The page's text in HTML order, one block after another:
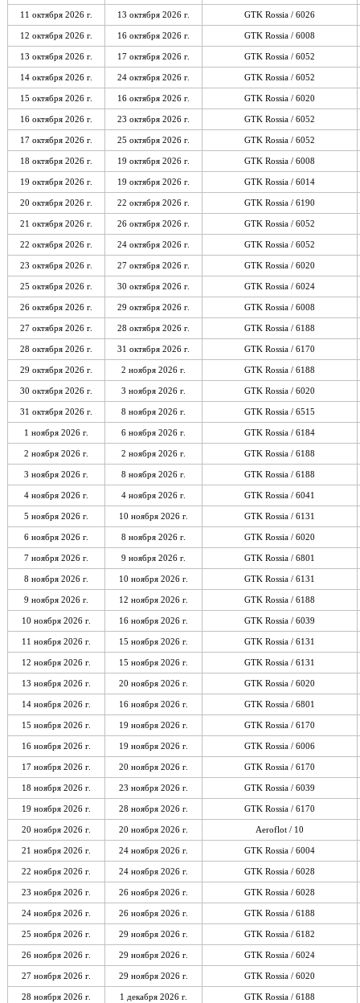
11 октября 2026 г. 13 октября 2026 г. GTK Rossia / 6026
12 октября 2026 г. 16 октября 2026 г. GTK Rossia / 6008
13 октября 2026 г. 17 октября 2026 г. GTK Rossia / 6052
14 октября 2026 г. 24 октября 2026 г. GTK Rossia / 6052
15 октября 2026 г. 16 октября 2026 г. GTK Rossia / 6020
16 октября 2026 г. 23 октября 2026 г. GTK Rossia / 6052
17 октября 2026 г. 25 октября 2026 г. GTK Rossia / 6052
18 октября 2026 г. 19 октября 2026 г. GTK Rossia / 6008
19 октября 2026 г. 19 октября 2026 г. GTK Rossia / 6014
20 октября 2026 г. 22 октября 2026 г. GTK Rossia / 6190
21 октября 2026 г. 26 октября 2026 г. GTK Rossia / 6052
22 октября 2026 г. 24 октября 2026 г. GTK Rossia / 6052
23 октября 2026 г. 27 октября 2026 г. GTK Rossia / 6020
25 октября 2026 г. 30 октября 2026 г. GTK Rossia / 6024
26 октября 2026 г. 29 октября 2026 г. GTK Rossia / 6008
27 октября 2026 г. 28 октября 2026 г. GTK Rossia / 6188
28 октября 2026 г. 31 октября 2026 г. GTK Rossia / 6170
29 октября 2026 г. 2 ноября 2026 г. GTK Rossia / 6188
30 октября 2026 г. 3 ноября 2026 г. GTK Rossia / 6020
31 октября 2026 г. 8 ноября 2026 г. GTK Rossia / 6515
1 ноября 2026 г. 6 ноября 2026 г. GTK Rossia / 6184
2 ноября 2026 г. 2 ноября 2026 г. GTK Rossia / 6188
3 ноября 2026 г. 8 ноября 2026 г. GTK Rossia / 6188
4 ноября 2026 г. 4 ноября 2026 г. GTK Rossia / 6041
5 ноября 2026 г. 10 ноября 2026 г. GTK Rossia / 6131
6 ноября 2026 г. 8 ноября 2026 г. GTK Rossia / 6020
7 ноября 2026 г. 9 ноября 2026 г. GTK Rossia / 6801
8 ноября 2026 г. 10 ноября 2026 г. GTK Rossia / 6131
9 ноября 2026 г. 12 ноября 2026 г. GTK Rossia / 6188
10 ноября 2026 г. 16 ноября 2026 г. GTK Rossia / 6039
11 ноября 2026 г. 15 ноября 2026 г. GTK Rossia / 6131
12 ноября 2026 г. 15 ноября 2026 г. GTK Rossia / 6131
13 ноября 2026 г. 20 ноября 2026 г. GTK Rossia / 6020
14 ноября 2026 г. 16 ноября 2026 г. GTK Rossia / 6801
15 ноября 2026 г. 19 ноября 2026 г. GTK Rossia / 6170
16 ноября 2026 г. 19 ноября 2026 г. GTK Rossia / 6006
17 ноября 2026 г. 20 ноября 2026 г. GTK Rossia / 6170
18 ноября 2026 г. 23 ноября 2026 г. GTK Rossia / 6039
19 ноября 2026 г. 28 ноября 2026 г. GTK Rossia / 6170
20 ноября 2026 г. 20 ноября 2026 г. Aeroflot / 10
21 ноября 2026 г. 24 ноября 2026 г. GTK Rossia / 6004
22 ноября 2026 г. 24 ноября 2026 г. GTK Rossia / 6028
23 ноября 2026 г. 26 ноября 2026 г. GTK Rossia / 6028
24 ноября 2026 г. 26 ноября 2026 г. GTK Rossia / 6188
25 ноября 2026 г. 29 ноября 2026 г. GTK Rossia / 6182
26 ноября 2026 г. 29 ноября 2026 г. GTK Rossia / 6024
27 ноября 2026 г. 29 ноября 2026 г. GTK Rossia / 6020
28 ноября 2026 г. 1 декабря 2026 г. GTK Rossia / 6188